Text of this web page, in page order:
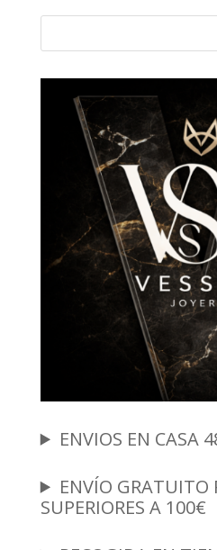
ENVIOS EN CASA
ENVÍO GRATUITO
SUPERIORES A 100€